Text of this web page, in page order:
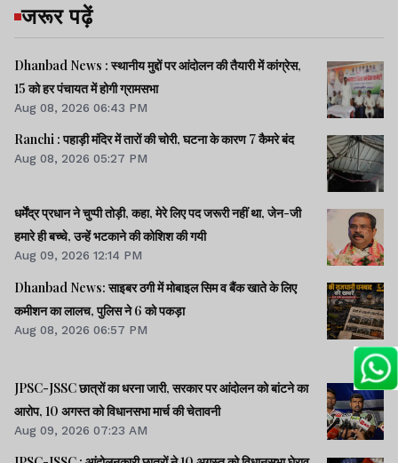
जरूर पढ़ें
Dhanbad News : स्थानीय मुद्दों पर आंदोलन की तैयारी में कांग्रेस,
15 को हर पंचायत में होगी ग्रामसभा
Aug 08, 2026 06:43 PM
Ranchi : पहाड़ी मंदिर में तारों की चोरी, घटना के कारण 7 कैमरे बंद
Aug 08, 2026 05:27 PM
धर्मेंद्र प्रधान ने चुप्पी तोड़ी, कहा, मेरे लिए पद जरूरी नहीं था, जेन-जी
हमारे ही बच्चे, उन्हें भटकाने की कोशिश की गयी
Aug 09, 2026 12:14 PM
Dhanbad News: साइबर ठगी में मोबाइल सिम व बैंक खाते के लिए
कमीशन का लालच, पुलिस ने 6 को पकड़ा
Aug 08, 2026 06:57 PM
JPSC-JSSC छात्रों का धरना जारी, सरकार पर आंदोलन को बांटने का
आरोप, 10 अगस्त को विधानसभा मार्च की चेतावनी
Aug 09, 2026 07:23 AM